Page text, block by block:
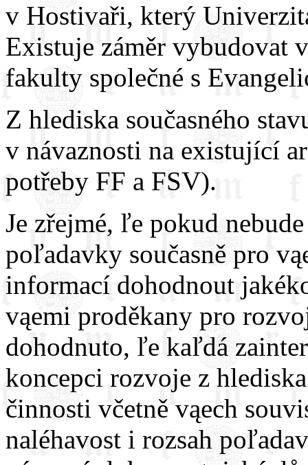
v Hostivaři, který
Existuje záměr vybudovat
fakulty společné s
Z hlediska současného
v návaznosti na existující
potřeby FF a FSV).
Je zřejmé, ľe pokud
poľadavky současně pro
informací dohodnout
vąemi proděkany pro
dohodnuto, ľe kaľdá
koncepci rozvoje z
činnosti včetně vąech
naléhavost i rozsah